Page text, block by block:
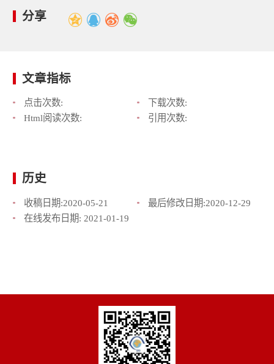
分享
文章指标
点击次数:
下载次数:
Html阅读次数:
引用次数:
历史
收稿日期:2020-05-21 最后修改日期:2020-12-29
在线发布日期: 2021-01-19